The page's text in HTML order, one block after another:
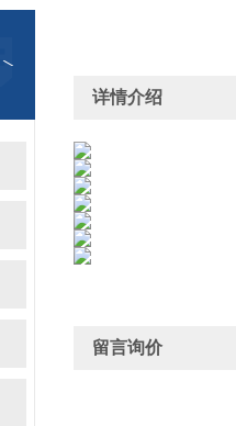
详情介绍
留言询价